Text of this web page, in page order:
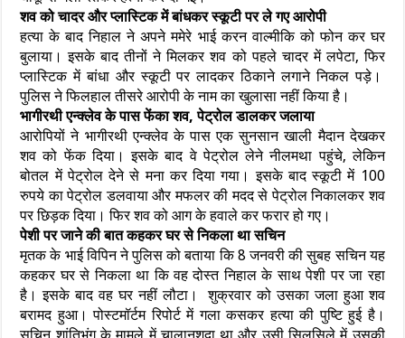
शव को चादर और प्लास्टिक में बांधकर स्कूटी पर ले गए आरोपी
हत्या के बाद निहाल ने अपने ममेरे भाई करन वाल्मीकि को फोन कर घर
बुलाया। इसके बाद तीनों ने मिलकर शव को पहले चादर में लपेटा, फिर
प्लास्टिक में बांधा और स्कूटी पर लादकर ठिकाने लगाने निकल पड़े।
पुलिस ने फिलहाल तीसरे आरोपी के नाम का खुलासा नहीं किया है।
भागीरथी एन्क्लेव के पास फेंका शव, पेट्रोल डालकर जलाया
आरोपियों ने भागीरथी एन्क्लेव के पास एक सुनसान खाली मैदान देखकर
शव को फेंक दिया। इसके बाद वे पेट्रोल लेने नीलमथा पहुंचे, लेकिन
बोतल में पेट्रोल देने से मना कर दिया गया। इसके बाद स्कूटी में 100
रुपये का पेट्रोल डलवाया और मफलर की मदद से पेट्रोल निकालकर शव
पर छिड़क दिया। फिर शव को आग के हवाले कर फरार हो गए।
पेशी पर जाने की बात कहकर घर से निकला था सचिन
मृतक के भाई विपिन ने पुलिस को बताया कि 8 जनवरी की सुबह सचिन यह
कहकर घर से निकला था कि वह दोस्त निहाल के साथ पेशी पर जा रहा
है। इसके बाद वह घर नहीं लौटा। शुक्रवार को उसका जला हुआ शव
बरामद हुआ। पोस्टमॉर्टम रिपोर्ट में गला कसकर हत्या की पुष्टि हुई है।